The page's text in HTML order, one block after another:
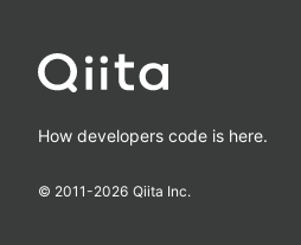
How developers code is here.
© 2011-2026 Qiita Inc.